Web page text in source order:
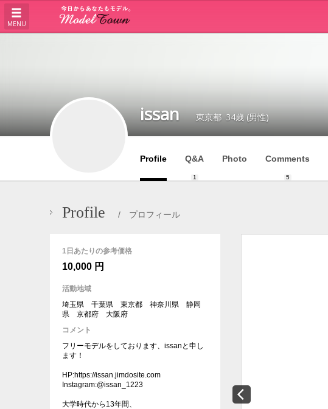
MENU
issan 東京都 34歳 (男性)
Profile Q&A
1
Photo Comments
5
Profile / プロフィール
1日あたりの参考価格
10,000 円
活動地域
埼玉県 千葉県 東京都 神奈川県 静岡
県 京都府 大阪府
コメント
フリーモデルをしております、issanと申し
ます！
HP:https://issan.jimdosite.com
Instagram:@issan_1223
大学時代から13年間、